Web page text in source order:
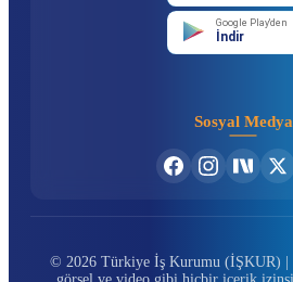
Google Play'den
İndir
Sosyal Medya
© 2026 Türkiye İş Kurumu (İŞKUR) |